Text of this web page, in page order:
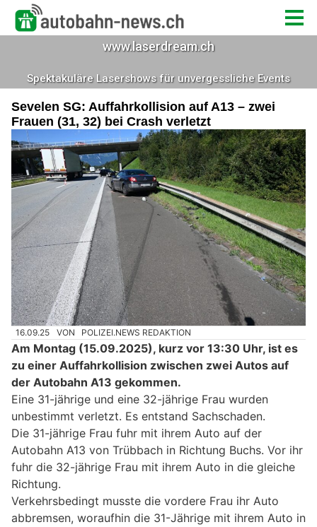
Sevelen SG: Auffahrkollision auf A13 – zwei
Frauen (31, 32) bei Crash verletzt
16.09.25 VON POLIZEI.NEWS REDAKTION
Am Montag (15.09.2025), kurz vor 13:30 Uhr, ist es
zu einer Auffahrkollision zwischen zwei Autos auf
der Autobahn A13 gekommen.
Eine 31-jährige und eine 32-jährige Frau wurden
unbestimmt verletzt. Es entstand Sachschaden.
Die 31-jährige Frau fuhr mit ihrem Auto auf der
Autobahn A13 von Trübbach in Richtung Buchs. Vor ihr
fuhr die 32-jährige Frau mit ihrem Auto in die gleiche
Richtung.
Verkehrsbedingt musste die vordere Frau ihr Auto
abbremsen, woraufhin die 31-Jährige mit ihrem Auto in